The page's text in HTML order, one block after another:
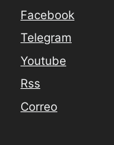
Facebook
Telegram
Youtube
Rss
Correo